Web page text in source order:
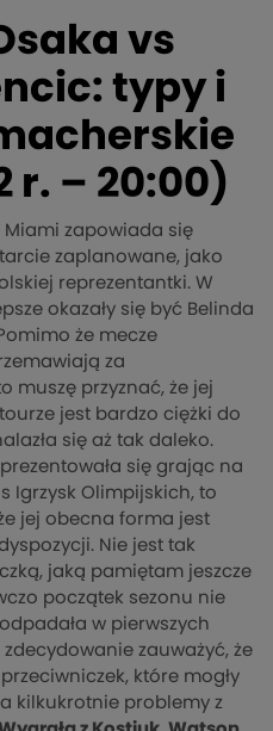
vs
typy i
r. – 20:00)
Miami zapowiada się
zaplanowane, jako
reprezentantki. W
okazały się być Belinda
że mecze
za
muszę przyznać, że jej
jest bardzo ciężki do
się aż tak daleko.
się grając na
Igrzysk Olimpijskich, to
jej obecna forma jest
Nie jest tak
jaką pamiętam jeszcze
początek sezonu nie
w pierwszych
zauważyć, że
które mogły
kilkukrotnie problemy z